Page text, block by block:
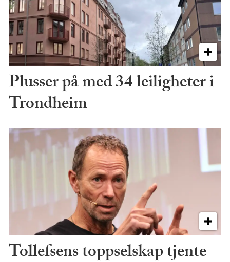
Plusser på med 34 leiligheter i
Trondheim
Tollefsens toppselskap tjente